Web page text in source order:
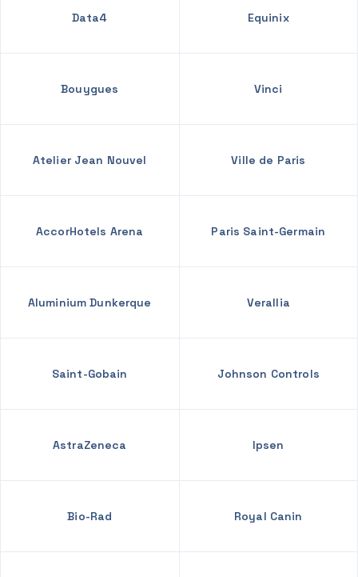
Data4 Equinix
Bouygues Vinci
Atelier Jean Nouvel Ville de Paris
AccorHotels Arena Paris Saint-Germain
Aluminium Dunkerque Verallia
Saint-Gobain Johnson Controls
AstraZeneca Ipsen
Bio-Rad Royal Canin